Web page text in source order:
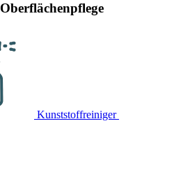
Kunststoffreiniger